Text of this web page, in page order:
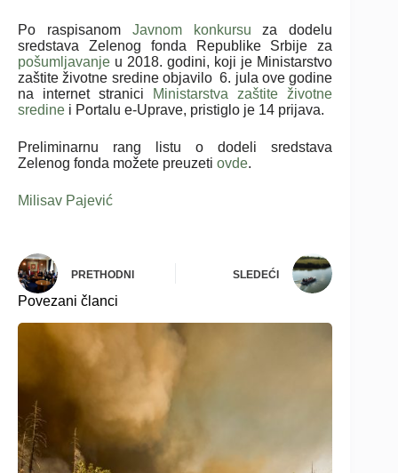
Po raspisanom Javnom konkursu za dodelu
sredstava Zelenog fonda Republike Srbije za
pošumljavanje u 2018. godini, koji je Ministarstvo
zaštite životne sredine objavilo 6. jula ove godine
na internet stranici
Ministarstva zaštite životne
sredine i Portalu e-Uprave, pristiglo je 14 prijava.
Preliminarnu rang listu o dodeli sredstava
Zelenog fonda možete preuzeti ovde.
Milisav Pajević
PRETHODNI SLEDEĆI
Povezani članci